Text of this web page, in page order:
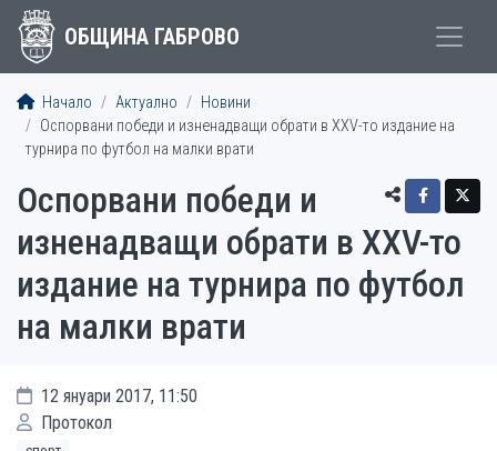
ОБЩИНА ГАБРОВО
Начало Актуално
Новини
Оспорвани победи и изненадващи обрати в ХХV-то издание на
турнира по футбол на малки врати
Оспорвани победи и
изненадващи обрати в ХХV-то
издание на турнира по футбол
на малки врати
12 януари 2017, 11:50
Протокол